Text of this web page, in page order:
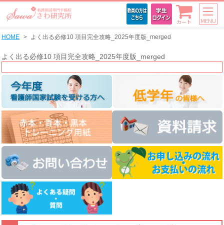
カート MENU
HOME よく出る必修10 項目完全攻略_2025年度版_merged
よく出る必修10 項目完全攻略_2025年度版_merged